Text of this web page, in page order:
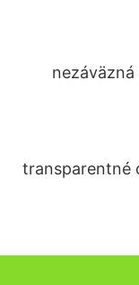
transparentné